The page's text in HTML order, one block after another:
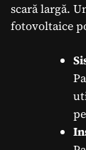
scară largă.
fotovoltaice